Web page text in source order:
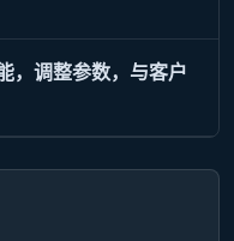
，调整参数，与客户